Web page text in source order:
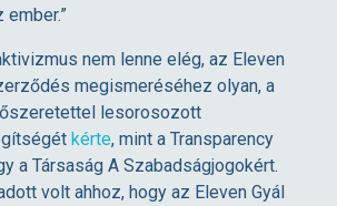
nem lenne elég, az Eleven
megismeréséhez olyan, a
lesorosozott
kérte, mint a Transparency
a Társaság A Szabadságjogokért.
volt ahhoz, hogy az Eleven Gyál